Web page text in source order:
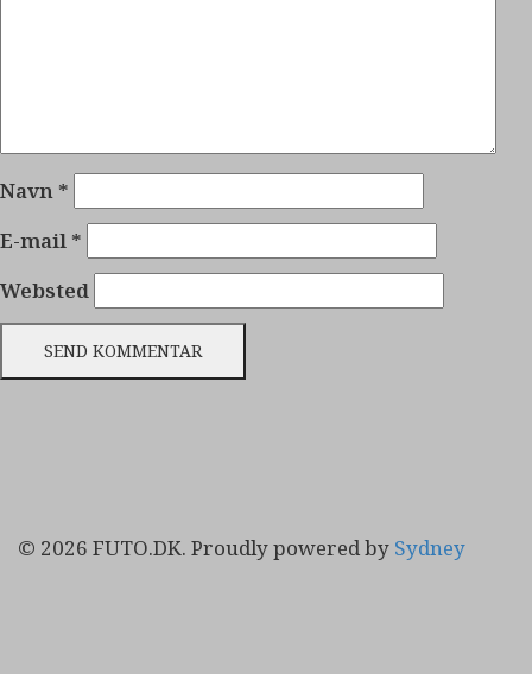
Navn *
E-mail *
Websted
© 2026 FUTO.DK. Proudly powered by Sydney